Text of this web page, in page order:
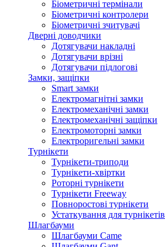
Біометричні термінали
Біометричні контролери
Біометричні зчитувачі
Дверні доводчики
Дотягувачи накладні
Дотягувачи врізні
Дотягувачи підлогові
Замки, защіпки
Smart замки
Електромагнітні замки
Електромеханічні замки
Електромеханічні защіпки
Електромоторні замки
Електроригельні замки
Турнікети
Турнікети-триподи
Турнікети-хвіртки
Роторні турнікети
Турнікети Freeway
Повноростові турнікети
Устаткування для турнікетів
Шлагбауми
Шлагбауми Came